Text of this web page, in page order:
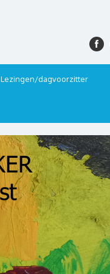
Lezingen/dagvoorzitter